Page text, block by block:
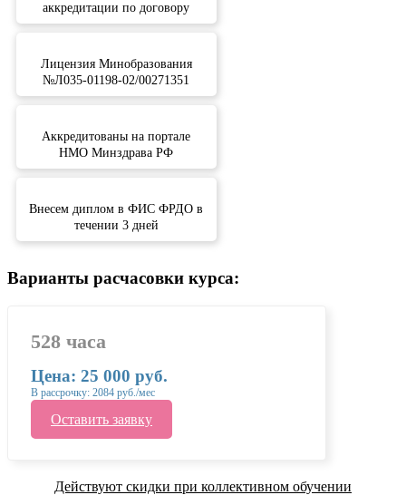
аккредитации по договору
Лицензия Минобразования
№Л035-01198-02/00271351
Аккредитованы на портале
НМО Минздрава РФ
Внесем диплом в ФИС ФРДО в
течении 3 дней
Варианты расчасовки курса:
528 часа
Цена: 25 000 руб.
В рассрочку: 2084 руб./мес
Оставить заявку
Действуют скидки при коллективном обучении